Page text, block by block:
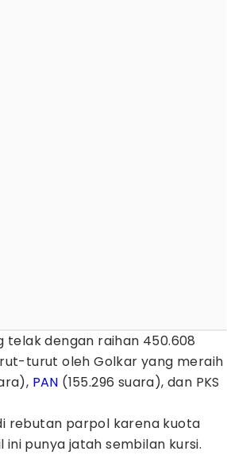
telak dengan raihan 450.608
turut oleh Golkar yang meraih
PAN (155.296 suara), dan PKS
rebutan parpol karena kuota
ini punya jatah sembilan kursi.